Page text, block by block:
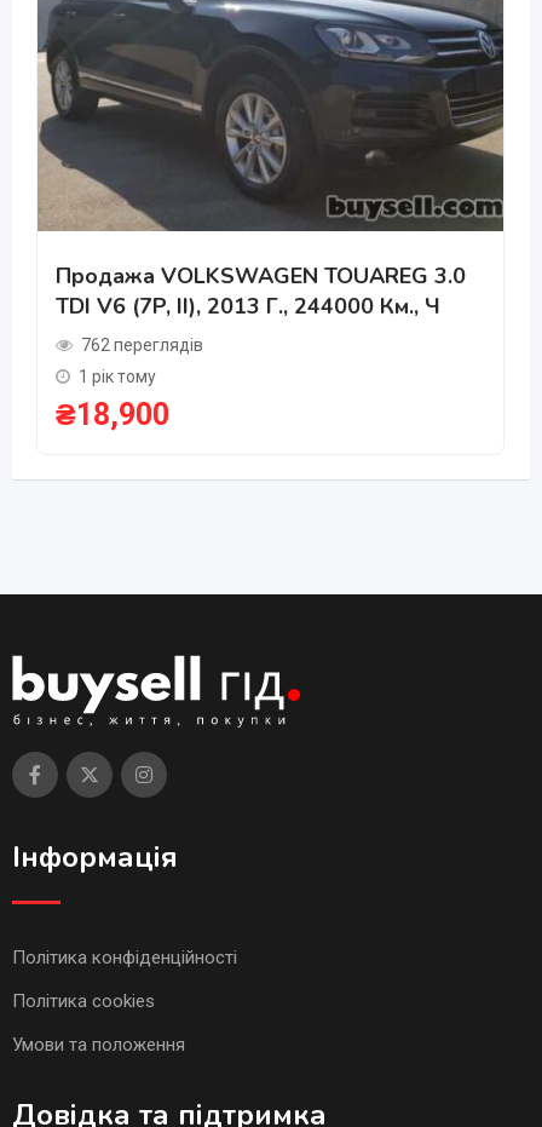
Продажа VOLKSWAGEN TOUAREG 3.0
TDI V6 (7P, II), 2013 Г., 244000 Км., Ч
762 переглядів
1 рік тому
₴18,900
Інформація
Політика конфіденційності
Політика cookies
Умови та положення
Довідка та підтримка